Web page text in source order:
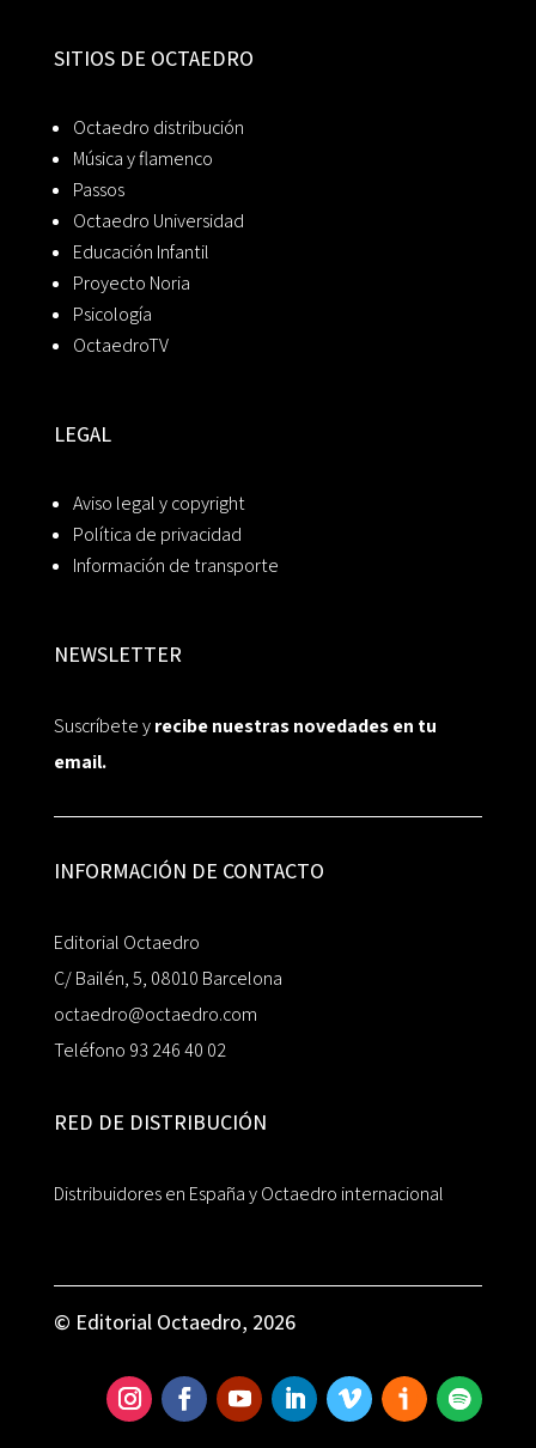
SITIOS DE OCTAEDRO
Octaedro distribución
Música y flamenco
Passos
Octaedro Universidad
Educación Infantil
Proyecto Noria
Psicología
OctaedroTV
LEGAL
Aviso legal y copyright
Política de privacidad
Información de transporte
NEWSLETTER
Suscríbete yrecibe nuestras novedades en tu
email.
INFORMACIÓN DE CONTACTO
Editorial Octaedro
C/ Bailén, 5, 08010 Barcelona
octaedro@octaedro.com
Teléfono 93 246 40 02
RED DE DISTRIBUCIÓN
Distribuidores en España y Octaedro internacional
© Editorial Octaedro, 2026